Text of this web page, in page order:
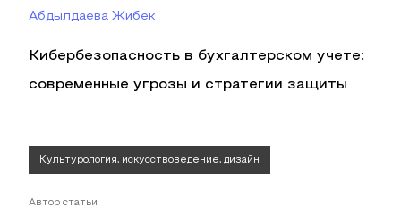
Абдылдаева Жибек
Кибербезопасность в бухгалтерском учете:
современные угрозы и стратегии защиты
Культурология, искусствоведение, дизайн
Автор статьи